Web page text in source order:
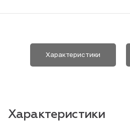
Характеристики
Характеристики